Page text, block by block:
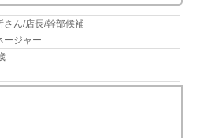
ブ別（役職による）
に働きませんか？まずは「話を
でどのような仕事をしているの
お問い合わせでも構いません！
をお待ちしております！
さん/店長/幹部候補
ージャー